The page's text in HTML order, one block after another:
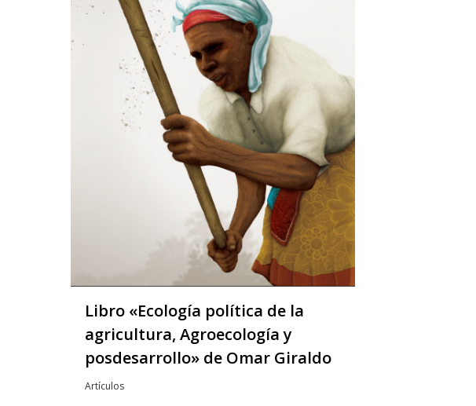
Libro «Ecología política de la
agricultura, Agroecología y
posdesarrollo» de Omar Giraldo
Artículos